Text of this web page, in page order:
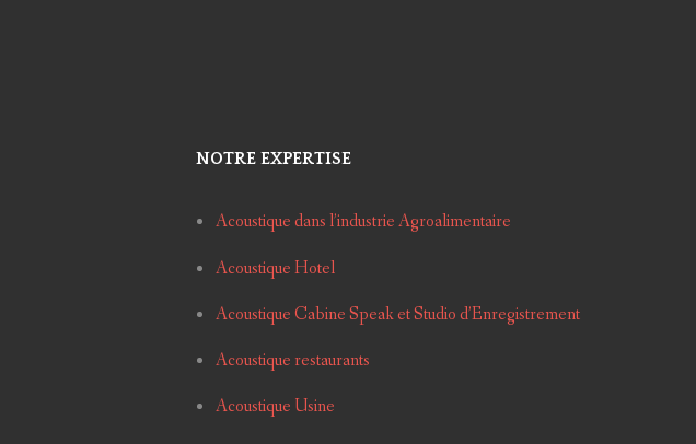
NOTRE EXPERTISE
Acoustique dans l’industrie Agroalimentaire
Acoustique Hotel
Acoustique Cabine Speak et Studio d’Enregistrement
Acoustique restaurants
Acoustique Usine